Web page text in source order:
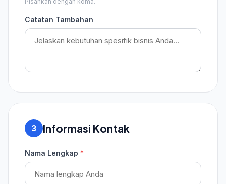
Catatan Tambahan
3 Informasi Kontak
Nama Lengkap *